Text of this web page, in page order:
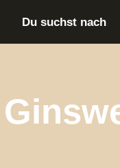
Du suchst nach